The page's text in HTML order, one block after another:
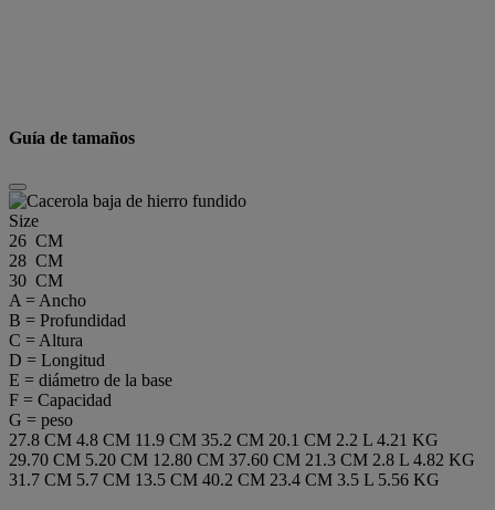
Guía de tamaños
Size
26 CM
28 CM
30 CM
A = Ancho
B = Profundidad
C = Altura
D = Longitud
E = diámetro de la base
F = Capacidad
G = peso
27.8 CM 4.8 CM 11.9 CM 35.2 CM 20.1 CM 2.2 L 4.21 KG
29.70 CM 5.20 CM 12.80 CM 37.60 CM 21.3 CM 2.8 L 4.82 KG
31.7 CM 5.7 CM 13.5 CM 40.2 CM 23.4 CM 3.5 L 5.56 KG